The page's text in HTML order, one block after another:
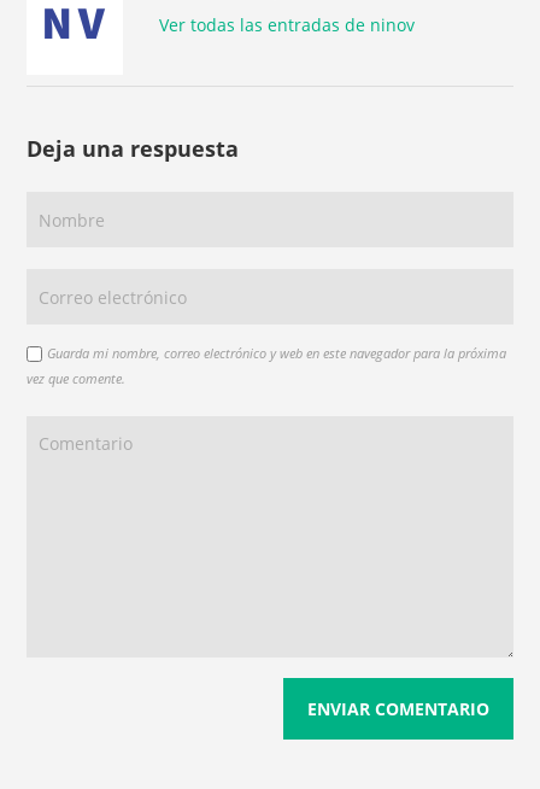
Ver todas las entradas de ninov
Deja una respuesta
Guarda mi nombre, correo electrónico y web en este navegador para la próxima
vez que comente.